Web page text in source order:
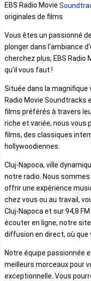
EBS Radio Movie
originales de films
Vous êtes un passionné
plonger dans l'ambiance
cherchez plus, EBS
qu'il vous faut !
Située dans la magnifique
Radio Movie Soundtracks
films préférés à travers
riche et variée, nous vous
films, des classiques
hollywoodiennes.
Cluj-Napoca, ville
notre radio. Nous
offrir une expérience
chez vous ou au travail,
Cluj-Napoca et sur 94,8
écouter en ligne, notre
diffusion en direct, où que
Notre équipe passionnée
meilleurs morceaux pour
exceptionnelle. Vous